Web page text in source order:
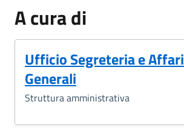
A cura di
Ufficio Segreteria e Affari
Generali
Struttura amministrativa